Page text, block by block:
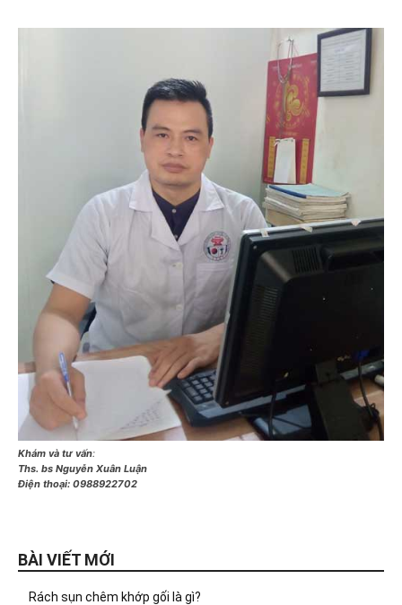
Khám và tư vấn:
Ths. bs Nguyễn Xuân Luận
Điện thoại: 0988922702
BÀI VIẾT MỚI
Rách sụn chêm khớp gối là gì?